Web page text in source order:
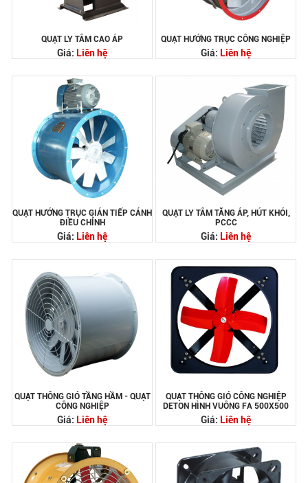
QUẠT LY TÂM CAO ÁP
Giá: Liên hệ
QUẠT HƯỚNG TRỤC CÔNG NGHIỆP
Giá: Liên hệ
QUẠT HƯỚNG TRỤC GIÁN TIẾP CÁNH
ĐIỀU CHỈNH
Giá: Liên hệ
QUẠT LY TÂM TĂNG ÁP, HÚT KHÓI,
PCCC
Giá: Liên hệ
QUẠT THÔNG GIÓ TẦNG HẦM - QUẠT
CÔNG NGHIỆP
Giá: Liên hệ
QUẠT THÔNG GIÓ CÔNG NGHIỆP
DETON HÌNH VUÔNG FA 500X500
Giá: Liên hệ